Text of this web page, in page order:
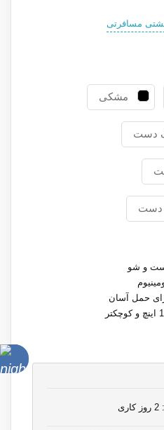
مسافرتی
مشکی
دست
دست
و شو
حمل آسان
شب